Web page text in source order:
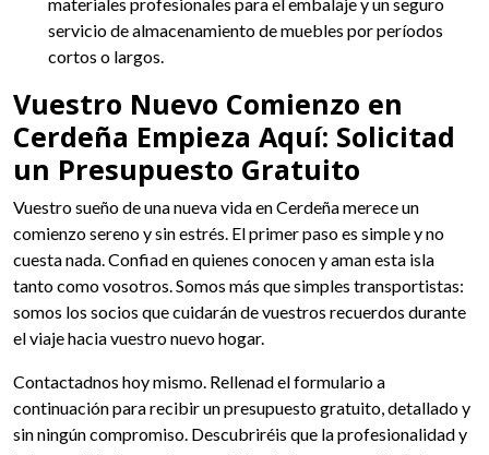
servicio de almacenamiento de muebles por períodos
cortos o largos.
Vuestro Nuevo Comienzo en
Cerdeña Empieza Aquí: Solicitad
un Presupuesto Gratuito
Vuestro sueño de una nueva vida en Cerdeña merece un
comienzo sereno y sin estrés. El primer paso es simple y no
cuesta nada. Confiad en quienes conocen y aman esta isla
tanto como vosotros. Somos más que simples transportistas:
somos los socios que cuidarán de vuestros recuerdos durante
el viaje hacia vuestro nuevo hogar.
Contactadnos hoy mismo. Rellenad el formulario a
continuación para recibir un presupuesto gratuito, detallado y
sin ningún compromiso. Descubriréis que la profesionalidad y